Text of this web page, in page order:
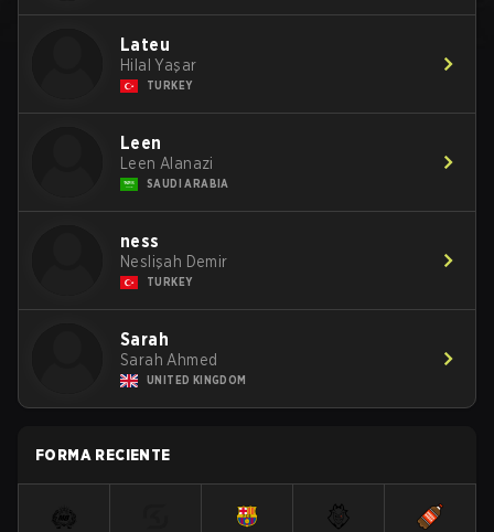
Lateu
Hilal Yaşar
TURKEY
Leen
Leen Alanazi
SAUDI ARABIA
ness
Neslişah Demir
TURKEY
Sarah
Sarah Ahmed
UNITED KINGDOM
FORMA RECIENTE